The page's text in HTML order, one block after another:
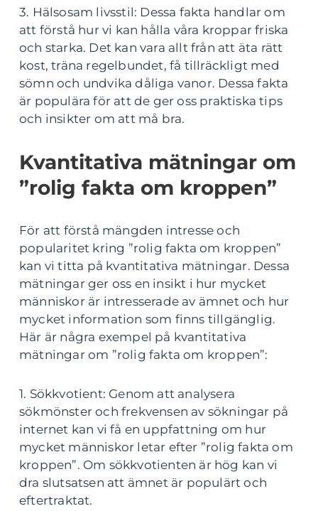
3. Hälsosam livsstil: Dessa fakta handlar om
att förstå hur vi kan hålla våra kroppar friska
och starka. Det kan vara allt från att äta rätt
kost, träna regelbundet, få tillräckligt med
sömn och undvika dåliga vanor. Dessa fakta
är populära för att de ger oss praktiska tips
och insikter om att må bra.
Kvantitativa mätningar om
”rolig fakta om kroppen”
För att förstå mängden intresse och
popularitet kring ”rolig fakta om kroppen”
kan vi titta på kvantitativa mätningar. Dessa
mätningar ger oss en insikt i hur mycket
människor är intresserade av ämnet och hur
mycket information som finns tillgänglig.
Här är några exempel på kvantitativa
mätningar om ”rolig fakta om kroppen”:
1. Sökkvotient: Genom att analysera
sökmönster och frekvensen av sökningar på
internet kan vi få en uppfattning om hur
mycket människor letar efter ”rolig fakta om
kroppen”. Om sökkvotienten är hög kan vi
dra slutsatsen att ämnet är populärt och
eftertraktat.